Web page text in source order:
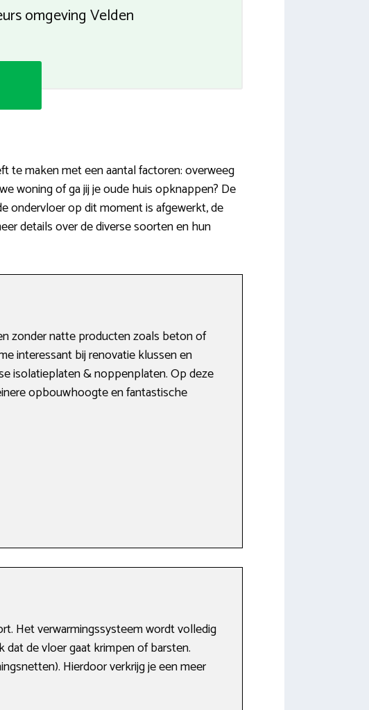
omgeving Velden
te maken met een aantal factoren: overweeg
woning of ga jij je oude huis opknappen? De
ondervloer op dit moment is afgewerkt, de
details over de diverse soorten en hun
zonder natte producten zoals beton of
interessant bij renovatie klussen en
isolatieplaten & noppenplaten. Op deze
opbouwhoogte en fantastische
Het verwarmingssysteem wordt volledig
de vloer gaat krimpen of barsten.
Hierdoor verkrijg je een meer